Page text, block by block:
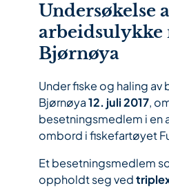
Undersøkelse
arbeidsulykke
Bjørnøya
Under fiske og haling av
Bjørnøya12. juli 2017,
besetningsmedlem i en
ombord i fiskefartøyet
Et besetningsmedlem
oppholdt seg ved